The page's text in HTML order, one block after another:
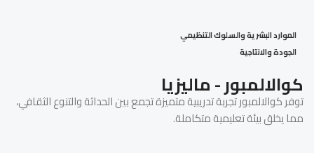
الموارد البشرية والسلوك التنظيمي
الجودة والانتاجية
كوالالمبور - ماليزيا
توفر كوالالمبور تجربة تدريبية متميزة تجمع بين الحداثة والتنوع الثقافي،
مما يخلق بيئة تعليمية متكاملة.